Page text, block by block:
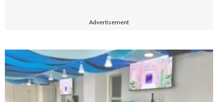
Advertisement